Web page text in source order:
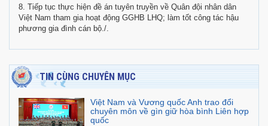
8. Tiếp tục thực hiện đề án tuyên truyền về Quân đội nhân dân
Việt Nam tham gia hoạt động GGHB LHQ; làm tốt công tác hậu
phương gia đình cán bộ./.
TIN CÙNG CHUYÊN MỤC
Việt ​Nam và Vương quốc Anh trao đổi
chuyên môn về gìn giữ hòa bình Liên hợp
quốc